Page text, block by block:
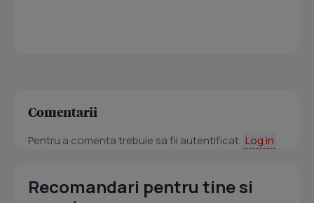
Comentarii
Pentru a comenta trebuie sa fii autentificat. Log in
Recomandari pentru tine si